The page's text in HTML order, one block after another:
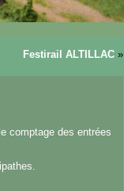
Festirail ALTILLAC»
comptage des entrées